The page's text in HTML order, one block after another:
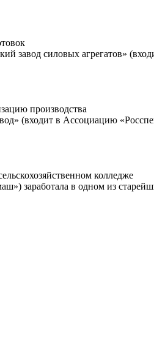
завод силовых агрегатов»
производства
(входит в Ассоциацию
колледже
заработала в одном из